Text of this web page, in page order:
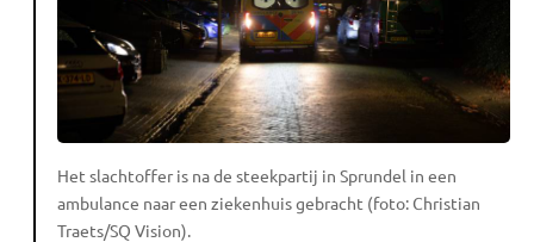
Het slachtoffer is na de steekpartij in Sprundel in een
ambulance naar een ziekenhuis gebracht (foto: Christian
Traets/SQ Vision).